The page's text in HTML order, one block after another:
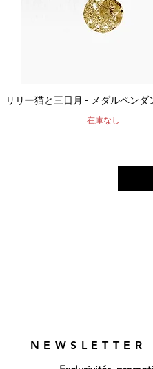
クイックビュー
リリー猫と三日月 - メダルペンダ
在庫なし
NEWSLETTER